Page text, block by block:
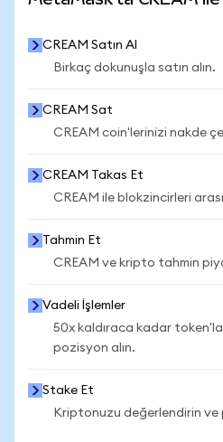
CREAM Satın Al
Birkaç dokunuşla satın alın.
CREAM Sat
CREAM coin'lerinizi nakde
CREAM Takas Et
CREAM ile blokzincirleri
Tahmin Et
CREAM ve kripto tahmin
Vadeli İşlemler
50x kaldıraca kadar
pozisyon alın.
Stake Et
Kriptonuzu değerlendirin ve